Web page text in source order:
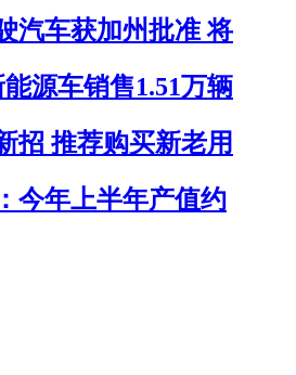
汽车获加州批准 将
源车销售1.51万辆
招 推荐购买新老用
今年上半年产值约